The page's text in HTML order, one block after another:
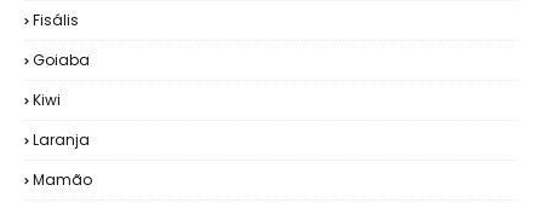
Fisális
Goiaba
Kiwi
Laranja
Mamão